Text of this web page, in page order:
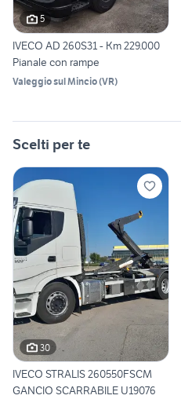
5
IVECO AD 260S31 - Km 229.000
Pianale con rampe
Valeggio sul Mincio(VR)
Scelti per te
30
IVECO STRALIS 260550FSCM
GANCIO SCARRABILE U19076